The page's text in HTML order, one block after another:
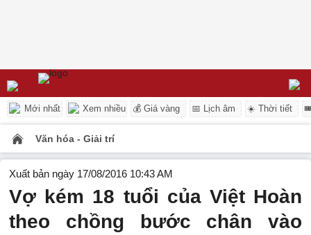
Mới nhất Xem nhiều 💰 Giá vàng 📅 Lịch âm ☀️ Thời tiết
Văn hóa - Giải trí
Xuất bản ngày 17/08/2016 10:43 AM
Vợ kém 18 tuổi của Việt Hoàn
theo chồng bước chân vào